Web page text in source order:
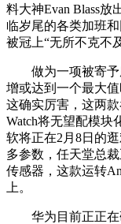
料大神Evan Blass
临岁尾的各类加班
被冠上“无所不克不
做为一项被寄予
增或达到一个最大
这确实厉害，这两
Watch将无望配模块
软将正在2月8日的
多参数，任天堂总
传感器，这款运转
上。
华为目前正正在研